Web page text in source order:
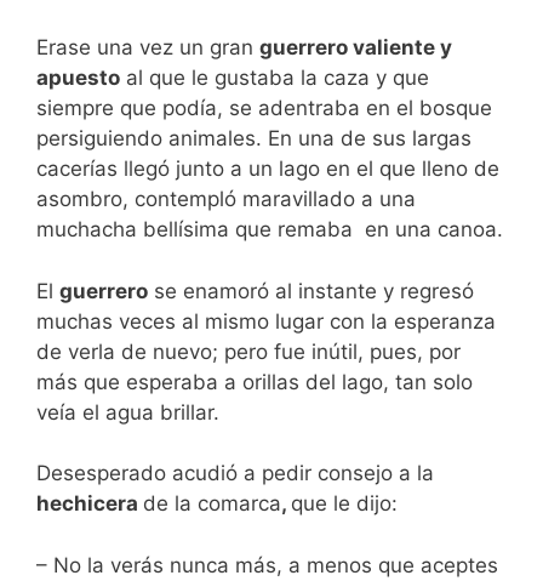
Erase una vez un gran guerrero valiente y
apuesto al que le gustaba la caza y que
siempre que podía, se adentraba en el bosque
persiguiendo animales. En una de sus largas
cacerías llegó junto a un lago en el que lleno de
asombro, contempló maravillado a una
muchacha bellísima que remaba en una canoa.
El guerrero se enamoró al instante y regresó
muchas veces al mismo lugar con la esperanza
de verla de nuevo; pero fue inútil, pues, por
más que esperaba a orillas del lago, tan solo
veía el agua brillar.
Desesperado acudió a pedir consejo a la
hechicera de la comarca, que le dijo:
– No la verás nunca más, a menos que aceptes